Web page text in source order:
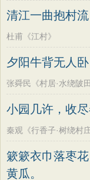
清江一曲抱村流
杜甫《江村》
夕阳牛背无人
张舜民《村居·水绕陂
小园几许，收尽
秦观《行香子·树绕村庄
簌簌衣巾落枣
黄瓜。